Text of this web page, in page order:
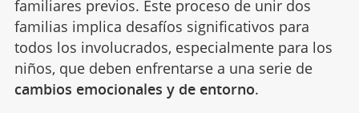
familiares previos. Este proceso de unir dos
familias implica desafíos significativos para
todos los involucrados, especialmente para los
niños, que deben enfrentarse a una serie de
cambios emocionales y de entorno.